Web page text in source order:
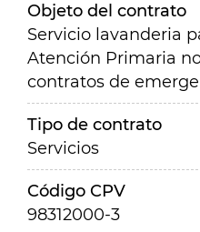
Objeto del contrato
Servicio lavanderia
Atención Primaria
contratos de
Tipo de contrato
Servicios
Código CPV
98312000-3